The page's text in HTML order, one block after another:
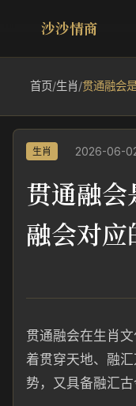
沙沙情商
首页/生肖/贯通融会
生肖 2026-06-
贯通融
融会对
贯通融会在生肖
着贯穿天地、融
势，又具备融汇古